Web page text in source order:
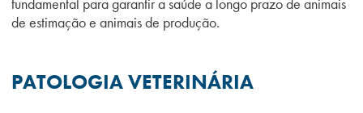
de estimação e animais de produção.
PATOLOGIA VETERINÁRIA